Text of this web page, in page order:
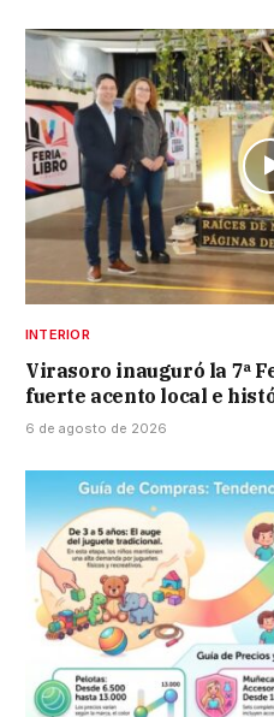
INTERIOR
Virasoro inauguró la 7ª
fuerte acento local e
6 de agosto de 2026